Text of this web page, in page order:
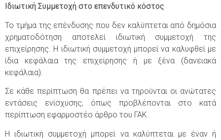
Ιδιωτική Συμμετοχή στο επενδυτικό κόστος
Το τμήμα της επένδυσης που δεν καλύπτεται από δημόσια
χρηματοδότηση αποτελεί ιδιωτική συμμετοχή της
επιχείρησης. Η ιδιωτική συμμετοχή μπορεί να καλυφθεί με
ίδια κεφάλαια της επιχείρησης ή με ξένα (δανειακά
κεφάλαια).
Σε κάθε περίπτωση θα πρέπει να τηρούνται οι ανώτατες
εντάσεις ενίσχυσης, όπως προβλέπονται στο κατά
περίπτωση εφαρμοστέο άρθρο του ΓΑΚ.
Η ιδιωτική συμμετοχή μπορεί να καλύπτεται με έναν ή